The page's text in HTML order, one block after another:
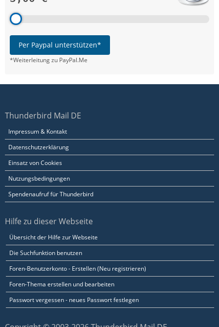
Per Paypal unterstützen*
*Weiterleitung zu PayPal.Me
Thunderbird Mail DE
Impressum & Kontakt
Datenschutzerklärung
Einsatz von Cookies
Nutzungsbedingungen
Spendenaufruf für Thunderbird
Hilfe zu dieser Webseite
Übersicht der Hilfe zur Webseite
Die Suchfunktion benutzen
Foren-Benutzerkonto - Erstellen (Neu registrieren)
Foren-Thema erstellen und bearbeiten
Passwort vergessen - neues Passwort festlegen